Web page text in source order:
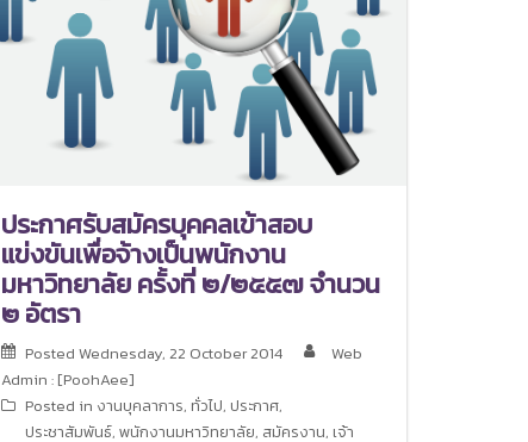
ประกาศรับสมัครบุคคลเข้าสอบ
แข่งขันเพื่อจ้างเป็นพนักงาน
มหาวิทยาลัย ครั้งที่ ๒/๒๕๕๗ จำนวน
๒ อัตรา
Posted Wednesday, 22 October 2014
Web
Admin : [PoohAee]
Posted in งานบุคลาการ, ทั่วไป, ประกาศ,
ประชาสัมพันธ์, พนักงานมหาวิทยาลัย, สมัครงาน, เจ้า